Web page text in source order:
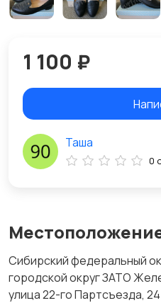
Сибирский федеральный
городской округ ЗАТО
улица 22-го Партсъезда, 24
1 100 ₽
Таша
0